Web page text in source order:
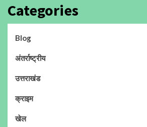
Categories
Blog
अंतर्राष्ट्रीय
उत्तराखंड
क्राइम
खेल